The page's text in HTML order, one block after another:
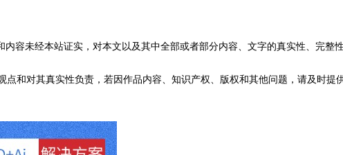
容未经本站证实，对本文以及其中全部或者部分内容、文字的真实性、完整
和对其真实性负责，若因作品内容、知识产权、版权和其他问题，请及时提